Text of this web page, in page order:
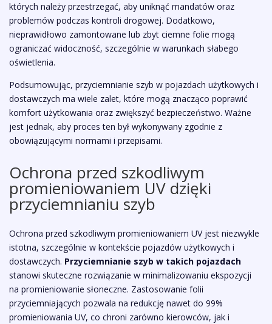
których należy przestrzegać, aby uniknąć mandatów oraz
problemów podczas kontroli drogowej. Dodatkowo,
nieprawidłowo zamontowane lub zbyt ciemne folie mogą
ograniczać widoczność, szczególnie w warunkach słabego
oświetlenia.
Podsumowując, przyciemnianie szyb w pojazdach użytkowych i
dostawczych ma wiele zalet, które mogą znacząco poprawić
komfort użytkowania oraz zwiększyć bezpieczeństwo. Ważne
jest jednak, aby proces ten był wykonywany zgodnie z
obowiązującymi normami i przepisami.
Ochrona przed szkodliwym
promieniowaniem UV dzięki
przyciemnianiu szyb
Ochrona przed szkodliwym promieniowaniem UV jest niezwykle
istotna, szczególnie w kontekście pojazdów użytkowych i
dostawczych. Przyciemnianie szyb w takich pojazdach
stanowi skuteczne rozwiązanie w minimalizowaniu ekspozycji
na promieniowanie słoneczne. Zastosowanie folii
przyciemniających pozwala na redukcję nawet do 99%
promieniowania UV, co chroni zarówno kierowców, jak i